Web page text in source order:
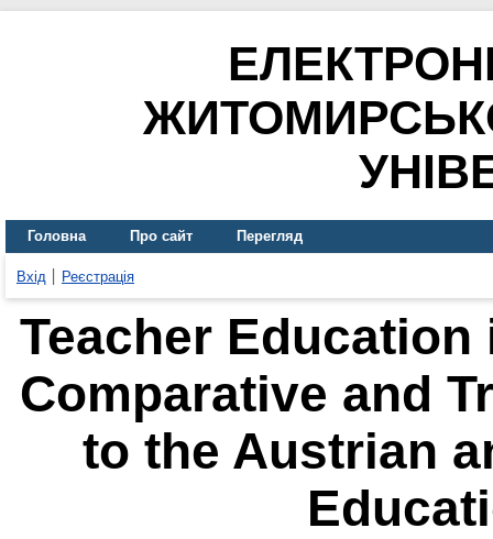
Головна Про сайт Перегляд
Вхід Реєстрація
Teacher
Comparative and
to the Austrian